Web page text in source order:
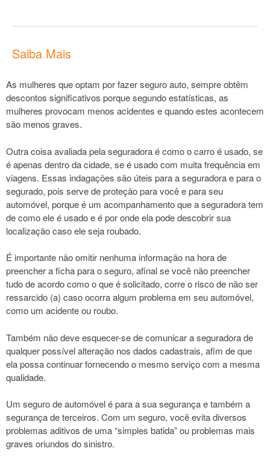
Saiba Mais
As mulheres que optam por fazer seguro auto, sempre obtêm
descontos significativos porque segundo estatísticas, as
mulheres provocam menos acidentes e quando estes acontecem
são menos graves.
Outra coisa avaliada pela seguradora é como o carro é usado, se
é apenas dentro da cidade, se é usado com muita frequência em
viagens. Essas indagações são úteis para a seguradora e para o
segurado, pois serve de proteção para você e para seu
automóvel, porque é um acompanhamento que a seguradora tem
de como ele é usado e é por onde ela pode descobrir sua
localização caso ele seja roubado.
É importante não omitir nenhuma informação na hora de
preencher a ficha para o seguro, afinal se você não preencher
tudo de acordo como o que é solicitado, corre o risco de não ser
ressarcido (a) caso ocorra algum problema em seu automóvel,
como um acidente ou roubo.
Também não deve esquecer-se de comunicar a seguradora de
qualquer possível alteração nos dados cadastrais, afim de que
ela possa continuar fornecendo o mesmo serviço com a mesma
qualidade.
Um seguro de automóvel é para a sua segurança e também a
segurança de terceiros. Com um seguro, você evita diversos
problemas aditivos de uma “simples batida” ou problemas mais
graves oriundos do sinistro.